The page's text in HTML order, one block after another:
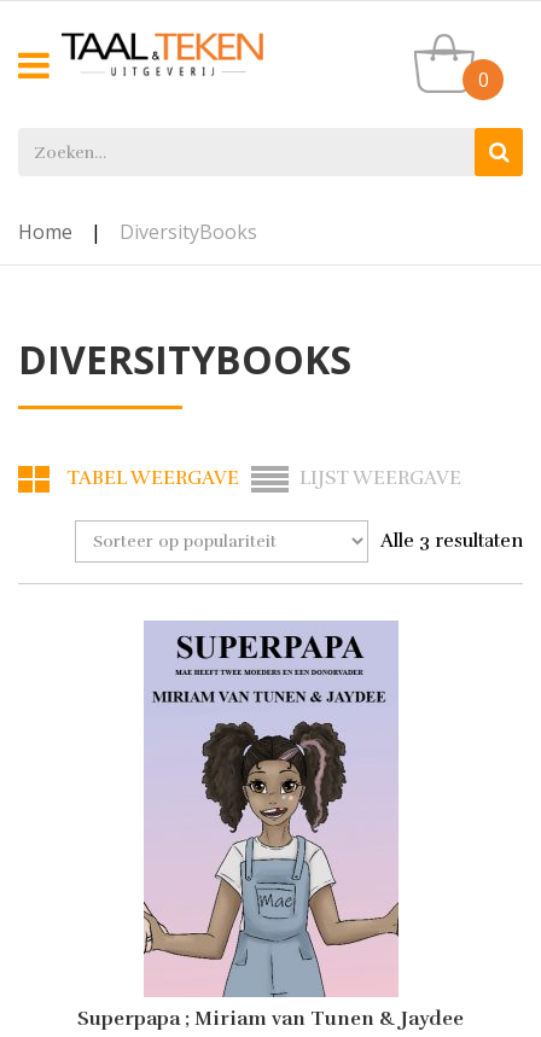
0
Home | DiversityBooks
DIVERSITYBOOKS
TABEL WEERGAVE LIJST WEERGAVE
Alle 3 resultaten
Superpapa ; Miriam van Tunen & Jaydee